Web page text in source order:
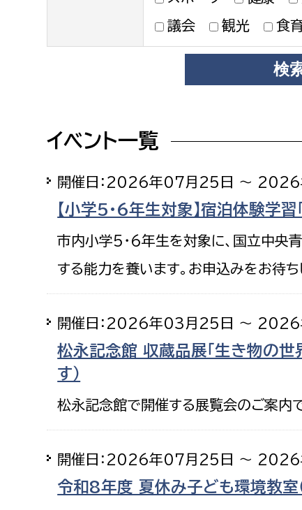
外国人
ペット
高齢介護課
保険課
健康づくり課
子ど
保育
建設部
土木管理課
道水路整備課
みどり公園課
建築課
会計
上下水道局 教育部
議会
観光 食
イベント一覧
開催日：2026年07月25日 ～
【小学5・6年生対象】宿泊体験学
市内小学5・6年生を対象に、国立中央
する能力を養います。お申込みをお待ち
開催日：2026年03月25日 ～
松永記念館 収蔵品展「生き物の世
す）
松永記念館で開催する展覧会のご案内
開催日：2026年07月25日 ～
令和8年度 夏休み子ども環境教室